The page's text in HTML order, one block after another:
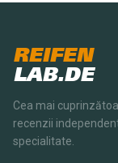
REIFEN
LAB.DE
Cea mai
recenzii
specialitate.